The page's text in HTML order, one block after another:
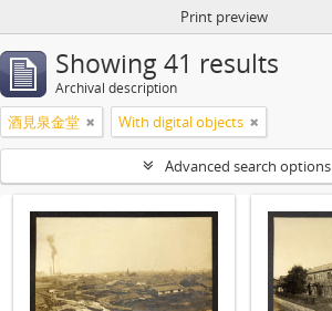
Print preview
Showing 41 results
Archival description
酒見泉金堂 With digital objects
Advanced search options